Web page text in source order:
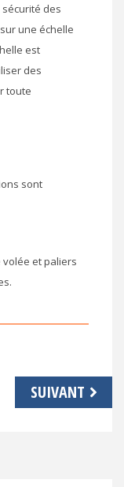
des
une échelle
est
des
toute
sont
volée et paliers
SUIVANT